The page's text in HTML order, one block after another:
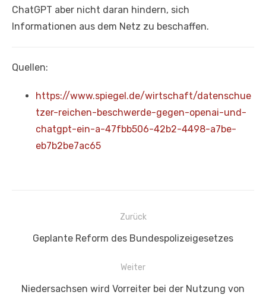
ChatGPT aber nicht daran hindern, sich
Informationen aus dem Netz zu beschaffen.
Quellen:
https://www.spiegel.de/wirtschaft/datenschue
tzer-reichen-beschwerde-gegen-openai-und-
chatgpt-ein-a-47fbb506-42b2-4498-a7be-
eb7b2be7ac65
Beitragsnavigation
Zurück
Vorheriger
Geplante Reform des Bundespolizeigesetzes
Weiter
Nächster
Niedersachsen wird Vorreiter bei der Nutzung von